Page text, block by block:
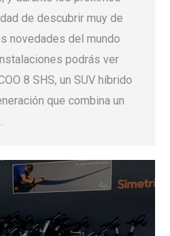
de descubrir muy de
novedades del mundo
podrás ver
8 SHS, un SUV híbrido
que combina un